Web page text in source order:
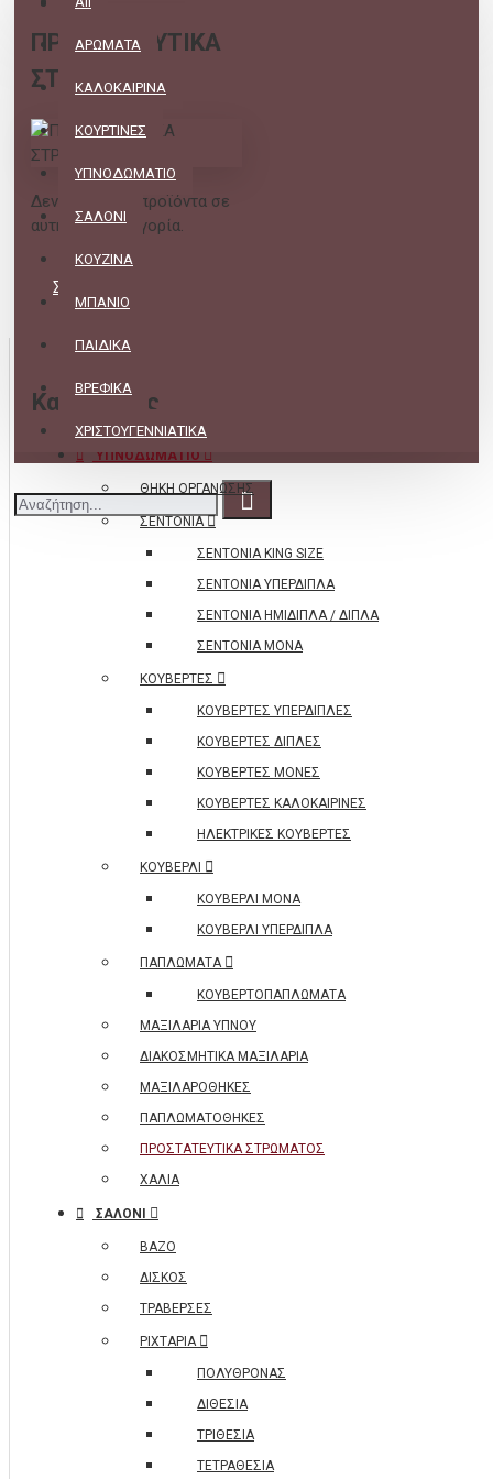
ΑΡΩΜΑΤΑ
ΚΑΛΟΚΑΙΡΙΝΑ
ΚΟΥΡΤΙΝΕΣ
ΥΠΝΟΔΩΜΑΤΙΟ
ΣΑΛΟΝΙ
ΚΟΥΖΙΝΑ
ΜΠΑΝΙΟ
ΠΑΙΔΙΚΑ
ΒΡΕΦΙΚΑ
ΧΡΙΣΤΟΥΓΕΝΝΙΑΤΙΚΑ
ΠΡΟΣΤΑΤΕΥΤΙΚΑ
ΣΤΡΩΜΑΤΟΣ
Δεν υπάρχουν προϊόντα σε
αυτήν την κατηγορία.
ΣΥΝΈΧΕΙΑ
Κατηγορίες
ΥΠΝΟΔΩΜΑΤΙΟ
ΘΗΚΗ ΟΡΓΑΝΩΣΗΣ
ΣΕΝΤΟΝΙΑ
ΣΕΝΤΟΝΙΑ KING SIZE
ΣΕΝΤΟΝΙΑ ΥΠΕΡΔΙΠΛΑ
ΣΕΝΤΟΝΙΑ ΗΜΙΔΙΠΛΑ / ΔΙΠΛΑ
ΣΕΝΤΟΝΙΑ ΜΟΝΑ
ΚΟΥΒΕΡΤΕΣ
ΚΟΥΒΕΡΤΕΣ ΥΠΕΡΔΙΠΛΕΣ
ΚΟΥΒΕΡΤΕΣ ΔΙΠΛΕΣ
ΚΟΥΒΕΡΤΕΣ ΜΟΝΕΣ
ΚΟΥΒΕΡΤΕΣ ΚΑΛΟΚΑΙΡΙΝΕΣ
ΗΛΕΚΤΡΙΚΕΣ ΚΟΥΒΕΡΤΕΣ
ΚΟΥΒΕΡΛΙ
ΚΟΥΒΕΡΛΙ ΜΟΝΑ
ΚΟΥΒΕΡΛΙ ΥΠΕΡΔΙΠΛΑ
ΠΑΠΛΩΜΑΤΑ
ΚΟΥΒΕΡΤΟΠΑΠΛΩΜΑΤΑ
ΜΑΞΙΛΑΡΙΑ ΥΠΝΟΥ
ΔΙΑΚΟΣΜΗΤΙΚΑ ΜΑΞΙΛΑΡΙΑ
ΜΑΞΙΛΑΡΟΘΗΚΕΣ
ΠΑΠΛΩΜΑΤΟΘΗΚΕΣ
ΠΡΟΣΤΑΤΕΥΤΙΚΑ ΣΤΡΩΜΑΤΟΣ
ΧΑΛΙΑ
ΣΑΛΟΝΙ
ΒΑΖΟ
ΔΙΣΚΟΣ
ΤΡΑΒΕΡΣΕΣ
ΡΙΧΤΑΡΙΑ
ΠΟΛΥΘΡΟΝΑΣ
ΔΙΘΕΣΙΑ
ΤΡΙΘΕΣΙΑ
ΤΕΤΡΑΘΕΣΙΑ